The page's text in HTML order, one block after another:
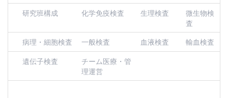
研究班構成 化学免疫検査 生理検査
微生物検
査
病理・細胞検査
一般検査 血液検査
輸血検査
遺伝子検査
チーム医療・管
理運営